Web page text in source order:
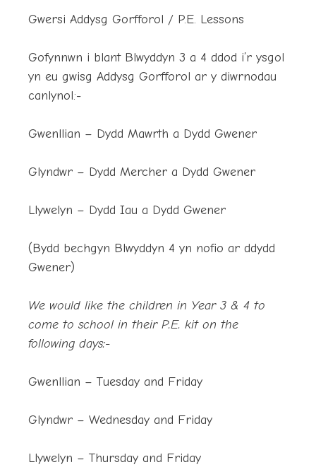
Gwersi Addysg Gorfforol / P.E. Lessons
Gofynnwn i blant Blwyddyn 3 a 4 ddod i’r ysgol
yn eu gwisg Addysg Gorfforol ar y diwrnodau
canlynol:-
Gwenllian – Dydd Mawrth a Dydd Gwener
Glyndwr – Dydd Mercher a Dydd Gwener
Llywelyn – Dydd Iau a Dydd Gwener
(Bydd bechgyn Blwyddyn 4 yn nofio ar ddydd
Gwener)
We would like the children in Year 3 & 4 to
come to school in their P.E. kit on the
following days:-
Gwenllian – Tuesday and Friday
Glyndwr – Wednesday and Friday
Llywelyn – Thursday and Friday